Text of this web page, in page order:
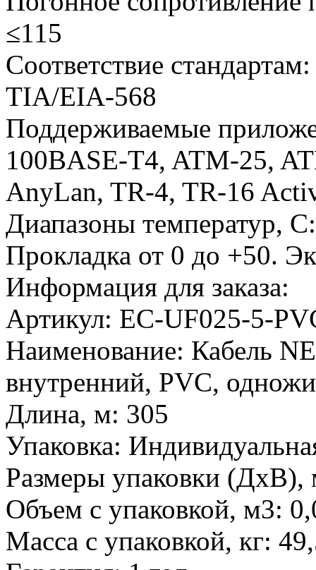
≤115
Соответствие стандартам:
TIA/EIA-568
Поддерживаемые
100BASE-T4, ATM-25,
AnyLan, TR-4, TR-16
Диапазоны температур, С:
Прокладка от 0 до +50.
Информация для заказа:
Артикул: EC-UF025-5-
Наименование: Кабель
внутренний, PVC,
Длина, м: 305
Упаковка:
Размеры упаковки
Объем с упаковкой, м3:
Масса с упаковкой, кг: